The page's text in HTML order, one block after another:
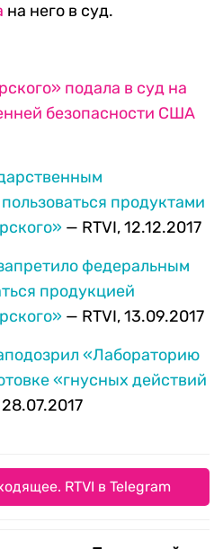
на него в суд.
подала в суд на
безопасности США
продуктами
— RTVI, 12.12.2017
федеральным
продукцией
— RTVI, 13.09.2017
«Лабораторию
«гнусных действий
RTVI в Telegram